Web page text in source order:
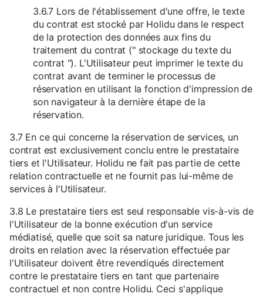
3.6.7 Lors de l'établissement d'une offre, le texte
du contrat est stocké par Holidu dans le respect
de la protection des données aux fins du
traitement du contrat (" stockage du texte du
contrat "). L'Utilisateur peut imprimer le texte du
contrat avant de terminer le processus de
réservation en utilisant la fonction d'impression de
son navigateur à la dernière étape de la
réservation.
3.7 En ce qui concerne la réservation de services, un
contrat est exclusivement conclu entre le prestataire
tiers et l'Utilisateur. Holidu ne fait pas partie de cette
relation contractuelle et ne fournit pas lui-même de
services à l'Utilisateur.
3.8 Le prestataire tiers est seul responsable vis-à-vis de
l'Utilisateur de la bonne exécution d'un service
médiatisé, quelle que soit sa nature juridique. Tous les
droits en relation avec la réservation effectuée par
l'Utilisateur doivent être revendiqués directement
contre le prestataire tiers en tant que partenaire
contractuel et non contre Holidu. Ceci s'applique